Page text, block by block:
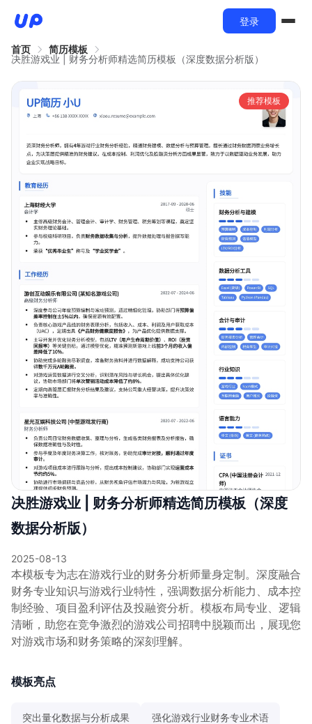
登录
首页
简历模板
决胜游戏业 | 财务分析师精选简历模板（深度数据分析版）
推荐模板
决胜游戏业 | 财务分析师精选简历模板（深度
数据分析版）
2025-08-13
本模板专为志在游戏行业的财务分析师量身定制。深度融合
财务专业知识与游戏行业特性，强调数据分析能力、成本控
制经验、项目盈利评估及投融资分析。模板布局专业、逻辑
清晰，助您在竞争激烈的游戏公司招聘中脱颖而出，展现您
对游戏市场和财务策略的深刻理解。
模板亮点
突出量化数据与分析成果 强化游戏行业财务专业术语